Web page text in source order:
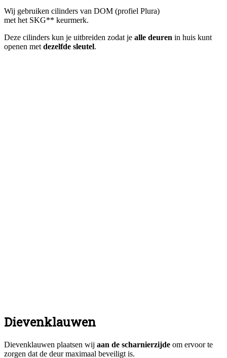
Wij gebruiken cilinders van DOM (profiel Plura)
met het SKG** keurmerk.
Deze cilinders kun je uitbreiden zodat je alle deuren in huis kunt
openen met dezelfde sleutel.
Dievenklauwen
Dievenklauwen plaatsen wij aan de scharnierzijde om ervoor te
zorgen dat de deur maximaal beveiligt is.